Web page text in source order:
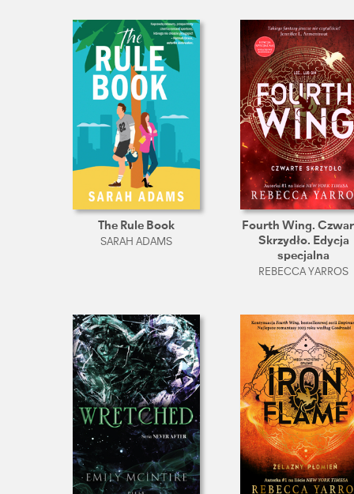
The Rule Book
SARAH ADAMS
Fourth Wing.
Skrzydło. Edycja
specjalna
REBECCA YARROS